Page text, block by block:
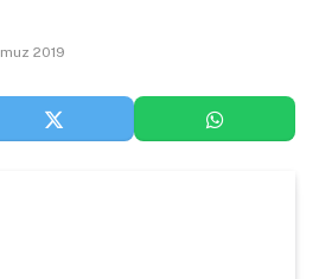
2019